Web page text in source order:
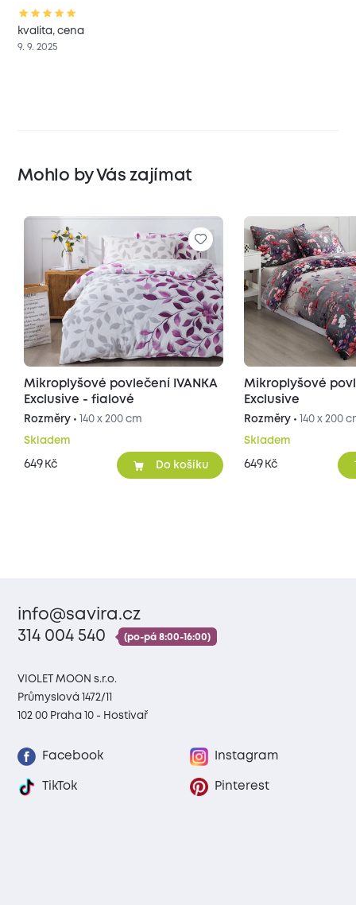
kvalita, cena
9. 9. 2025
Mohlo by Vás zajímat
Mikroplyšové povlečení IVANKA
Exclusive - fialové
Rozměry • 140 x 200 cm
Skladem
649 Kč Do košíku
Mikroplyšové
Exclusive
Rozměry • 140 x 200
Skladem
649 Kč
info@savira.cz
314 004 540
(po-pá 8:00-16:00)
VIOLET MOON s.r.o.
Průmyslová 1472/11
102 00 Praha 10 - Hostivař
Facebook Instagram
TikTok Pinterest